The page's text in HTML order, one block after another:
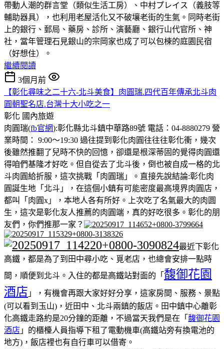
帶動人潮的群言堂（類似生活工房）、中村プレイス（義肢等
輔助器具），也利用老屋活化又不破壤老街的生氣。同時老街
上的銀行、郵局、藥房、診所、演藝廳、銀行山代官所、神
社，當年管理石見銀山的宗岡家也成了可以包楝的庭園民宿
（好想住）。
繼續閱讀
3個月前
【彰化尋味之二十六-北斗美食】肉圓瑞.四代百年傳承北斗肉
圓朝聖名店.台灣十大小吃之一
彰化 國內旅遊
肉圓瑞(fb官網):彰化縣北斗鎮中華路89號 電話：04-8880279 營
業時間： 9:00～19:30 過往提到彰化肉圓往往往彰化衝，幾次
後雖然推翻了兒時不快的回憶，卻還是根深蒂固的覺得肉圓還
得咱們基隆才好吃。但自從去了北斗後，倒也被自成一格的北
斗肉圓給折服，這次挑戰「肉圓瑞」。直接先說結論:彰化肉
圓誕生地「北斗」，在這個小鎮有可能密度最高境界肉圓店，
都叫「肉圓x」，本地人各有所好。上次吃了名氣最大的肉圆
生，這次是彰化友人推薦的肉圓端，真的好吃很多。彰化的朋
友們，你們推那一家？
最近下彰化
高鐵，都是為了到田中尋小吃、覓老店，也總會安排一點時
間，順便到北斗。入住的都是高鐵站對面的「 馥御花園
酒店 」，有機會再跟大家好好分享，這家房間、服務、景點
(可以看到玉山)，近田中、北斗兩鎮的飯店。田中鎮中心離彰
化高鐵走路約是20分鐘的距離，不過當天我們是在「 馥御花園
酒店 」的櫃檯人員指導下租了電動機車(高鐵站旁有換電池的
地方)，飯店裡也有自行車可以借寄。